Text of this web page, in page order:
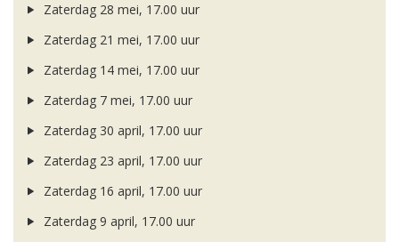
Zaterdag 28 mei, 17.00 uur
Zaterdag 21 mei, 17.00 uur
Zaterdag 14 mei, 17.00 uur
Zaterdag 7 mei, 17.00 uur
Zaterdag 30 april, 17.00 uur
Zaterdag 23 april, 17.00 uur
Zaterdag 16 april, 17.00 uur
Zaterdag 9 april, 17.00 uur